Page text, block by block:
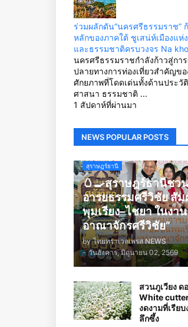
ร่วมผลักดัน“นครศรีธรรมราช”
หลักของภาคใต้ ชูเสน่ห์เมืองแ
และธรรมชาติครบวงจร Na
นครศรีธรรมราชกำลังก้าวสู่กา
ปลายทางการท่องเที่ยวสำคัญขอ
ศักยภาพที่โดดเด่นทั้งด้านประ
ศาสนา ธรรมชาติ ...
1 สัปดาห์ที่ผ่านมา
NEWS POPULAR POSTS
สุราษฎร์ธานี
🥚🍳สุราษฎร์ธานีชว
อารยธรรมศรีวิชัย สั
พุมเรียง–ไชยา ในงา
อาณาจักรศรีวิชัย”
by ไทยทราเวลเพรส NEWS
- วันอังคาร, มิถุนายน 02, 2569
สวนภูเวียง ด
White
งดงามที่เรีย
ลึกซึ้ง